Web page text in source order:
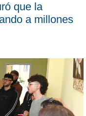
que la
a millones